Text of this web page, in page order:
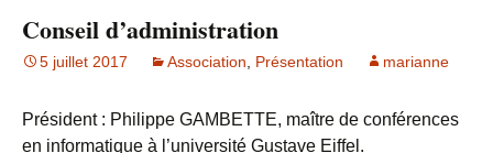
Conseil d’administration
5 juillet 2017 Association Présentation marianne
Président : Philippe GAMBETTE, maître de conférences
en informatique à l’université Gustave Eiffel.